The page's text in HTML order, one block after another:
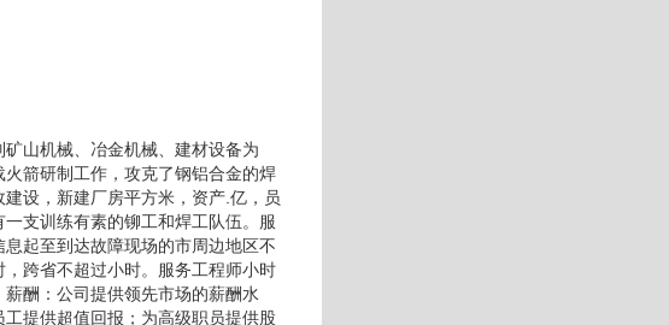
山机械、冶金机械、建材设备为
箭研制工作，攻克了钢铝合金的焊
设，新建厂房平方米，资产.亿，员
支训练有素的铆工和焊工队伍。服
起至到达故障现场的市周边地区不
跨省不超过小时。服务工程师小时
酬：公司提供领先市场的薪酬水
提供超值回报；为高级职员提供股